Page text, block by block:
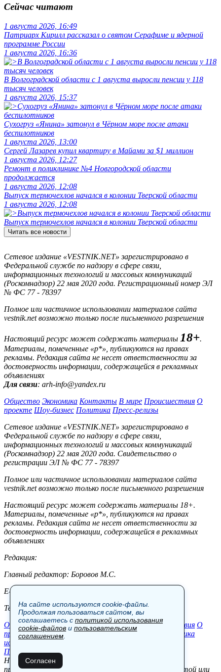
Сейчас читают
1 августа 2026, 16:49
Патриарх Кирилл рассказал о святом Серафиме и ядерной
программе России
1 августа 2026, 16:36
В Волгоградской области с 1 августа выросли пенсии у 118
тысяч человек
1 августа 2026, 15:37
Сухогруз «Янина» затонул в Чёрном море после атаки
беспилотников
1 августа 2026, 13:00
Сергей Лазарев купил квартиру в Майами за $1 миллион
1 августа 2026, 12:27
Ремонт в поликлинике №4 Новгородской области
продолжается
1 августа 2026, 12:08
Выпуск термочехлов начался в колонии Тверской области
1 августа 2026, 12:08
Выпуск термочехлов начался в колонии Тверской области
Читать все новости
Сетевое издание «VESTNIK.NET» зарегистрировано в
Федеральной службе по надзору в сфере связи,
информационных технологий и массовых коммуникаций
(Роскомнадзор) 22 мая 2020 года. Регистрационный номер ЭЛ
№ ФС 77 - 78397
Полное или частичное использовании материалов сайта
vestnik.net возможно только после письменного разрешения
Настоящий ресурс может содержать материалы 18+.
Материалы, помеченные «р*», публикуются на правах
рекламы. Редакция сайта не несет ответственности за
достоверность информации, содержащейся в рекламных
объявлениях
Для связи: arh-info@yandex.ru
Общество Экономика Контакты В мире Происшествия О
проекте Шоу-бизнес Политика Пресс-релизы
Сетевое издание «VESTNIK.NET» зарегистрировано в
Федеральной службе по надзору в сфере связи,
информационных технологий и массовых коммуникаций
(Роскомнадзор) 22 мая 2020 года. Свидетельство о
регистрации ЭЛ № ФС 77 - 78397
Полное или частичное использовании материалов сайта
vestnik.net возможно только после письменного разрешения
Настоящий ресурс может содержать материалы 18+.
Материалы, помеченные «р*», публикуются на правах
рекламы. Редакция сайта не несет ответственности за
достоверность информации, содержащейся в рекламных
объявлениях
Редакция:
Главный редактор: Боровов М.С.
E-mail: site@vestnik.net, reb.msk@yandex.ru
Тел.: +7 (921) 720-00-97
Общество Экономика Контакты В мире Происшествия О
проекте Шоу-бизнес Политика Пресс-релизы
Политика
использования cookie-файлов
Пользовательское соглашение
Новости, аналитика, прогнозы и другие материалы,
представленные на данном сайте, не являются офертой или
На сайте используются cookie-файлы.
Продолжая пользоваться сайтом, вы
соглашаетесь с политикой использования
cookie-файлов и пользовательским
соглашением
Согласен